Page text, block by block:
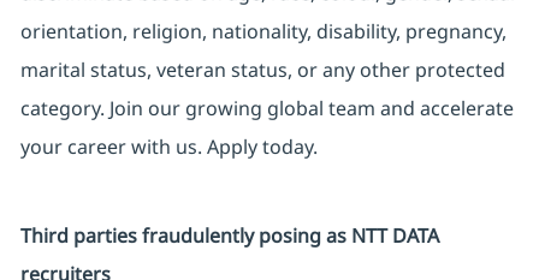
orientation, religion, nationality, disability, pregnancy,
marital status, veteran status, or any other protected
category. Join our growing global team and accelerate
your career with us. Apply today.
Third parties fraudulently posing as NTT DATA
recruiters